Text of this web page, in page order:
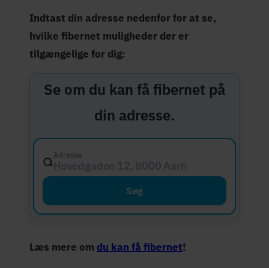
Indtast din adresse nedenfor for at se,
hvilke fibernet muligheder der er
tilgængelige for dig:
Se om du kan få fibernet på
din adresse.
Adresse
Hovedgaden 12, 8000 Aarhus C
Søg
Læs mere om du kan få fibernet!